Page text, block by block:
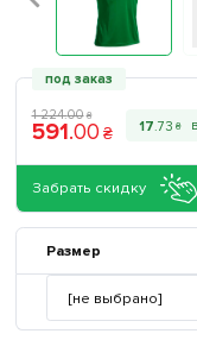
под заказ
1 224.00 ₴
591.00 ₴ 17.73 ₴
Забрать скидку
Размер